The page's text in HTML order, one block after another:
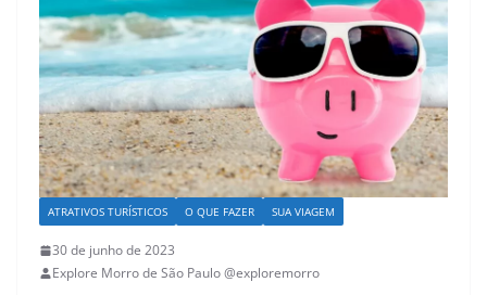
ATRATIVOS TURÍSTICOS O QUE FAZER SUA VIAGEM
30 de junho de 2023
Explore Morro de São Paulo @exploremorro